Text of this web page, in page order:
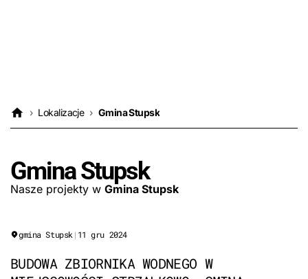
› Lokalizacje › Gmina Stupsk
Gmina Stupsk
Nasze projekty w Gmina Stupsk
gmina Stupsk | 11 gru 2024
BUDOWA ZBIORNIKA WODNEGO W